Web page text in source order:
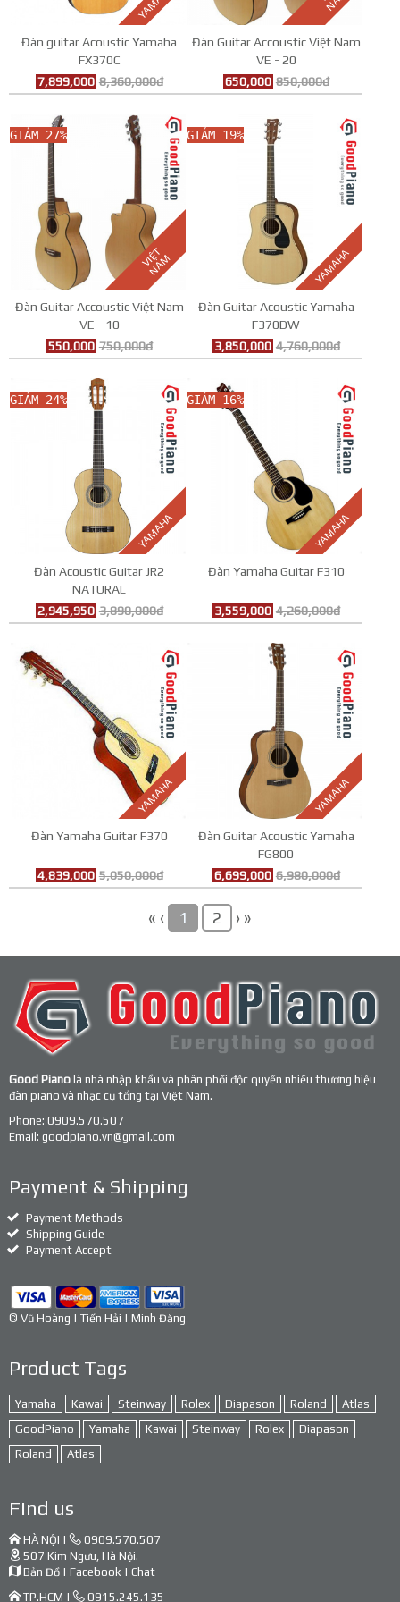
Đàn guitar Acoustic Yamaha
FX370C
7,899,000 8,360,000đ
Đàn Guitar Accoustic Việt Nam
VE - 20
650,000 850,000đ
V
I
Ệ
T
N
A
M
GIẢM 27%
Đàn Guitar Accoustic Việt Nam
VE - 10
550,000 750,000đ
YAMAHA
GIẢM 19%
Đàn Guitar Acoustic Yamaha
F370DW
3,850,000 4,760,000đ
YAMAHA
GIẢM 24%
Đàn Acoustic Guitar JR2
NATURAL
2,945,950 3,890,000đ
YAMAHA
GIẢM 16%
Đàn Yamaha Guitar F310
3,559,000 4,260,000đ
YAMAHA
Đàn Yamaha Guitar F370
4,839,000 5,050,000đ
YAMAHA
Đàn Guitar Acoustic Yamaha
FG800
6,699,000 6,980,000đ
« ‹ 1 2 › »
Good Piano là nhà nhập khẩu và phân phối độc quyền nhiều thương hiệu
đàn piano và nhạc cụ tổng tại Việt Nam.
Phone: 0909.570.507
Email: goodpiano.vn@gmail.com
Payment & Shipping
Payment Methods
Shipping Guide
Payment Accept
© Vũ Hoàng | Tiến Hải | Minh Đăng
Product Tags
Yamaha Kawai Steinway Rolex Diapason Roland
Atlas
GoodPiano
Yamaha Kawai Steinway Rolex
Diapason
Roland
Atlas
Find us
HÀ NỘI |
0909.570.507
507 Kim Ngưu, Hà Nội.
Bản Đồ | Facebook | Chat
TP.HCM |
0915.245.135